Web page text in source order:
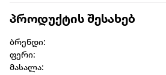
პროდუქტის შესახებ
ბრენდი:
ფერი:
მასალა: